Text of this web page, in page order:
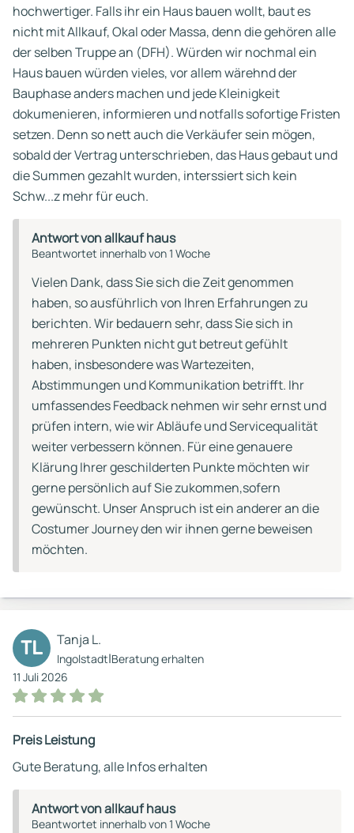
hochwertiger. Falls ihr ein Haus bauen wollt, baut es
nicht mit Allkauf, Okal oder Massa, denn die gehören alle
der selben Truppe an (DFH). Würden wir nochmal ein
Haus bauen würden vieles, vor allem wärehnd der
Bauphase anders machen und jede Kleinigkeit
dokumenieren, informieren und notfalls sofortige Fristen
setzen. Denn so nett auch die Verkäufer sein mögen,
sobald der Vertrag unterschrieben, das Haus gebaut und
die Summen gezahlt wurden, interssiert sich kein
Schw...z mehr für euch.
Antwort von allkauf haus
Beantwortet innerhalb von 1 Woche
Vielen Dank, dass Sie sich die Zeit genommen
haben, so ausführlich von Ihren Erfahrungen zu
berichten. Wir bedauern sehr, dass Sie sich in
mehreren Punkten nicht gut betreut gefühlt
haben, insbesondere was Wartezeiten,
Abstimmungen und Kommunikation betrifft. Ihr
umfassendes Feedback nehmen wir sehr ernst und
prüfen intern, wie wir Abläufe und Servicequalität
weiter verbessern können. Für eine genauere
Klärung Ihrer geschilderten Punkte möchten wir
gerne persönlich auf Sie zukommen,sofern
gewünscht. Unser Anspruch ist ein anderer an die
Costumer Journey den wir ihnen gerne beweisen
möchten.
TL Tanja L.
Ingolstadt|Beratung erhalten
11 Juli 2026
Preis Leistung
Gute Beratung, alle Infos erhalten
Antwort von allkauf haus
Beantwortet innerhalb von 1 Woche